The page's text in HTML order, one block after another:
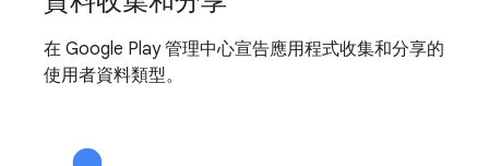
在 Google Play 管理中心宣告應用程式收集和分享的
使用者資料類型。